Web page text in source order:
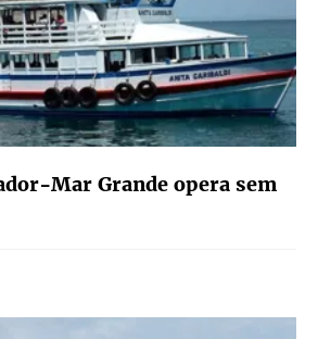
Mar Grande opera sem